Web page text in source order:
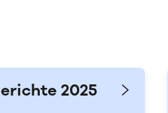
2025